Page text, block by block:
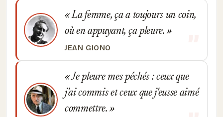
La femme, ça a toujours un coin,
où en appuyant, ça pleure.
JEAN GIONO
Je pleure mes péchés : ceux que
j'ai commis et ceux que j'eusse aimé
commettre.